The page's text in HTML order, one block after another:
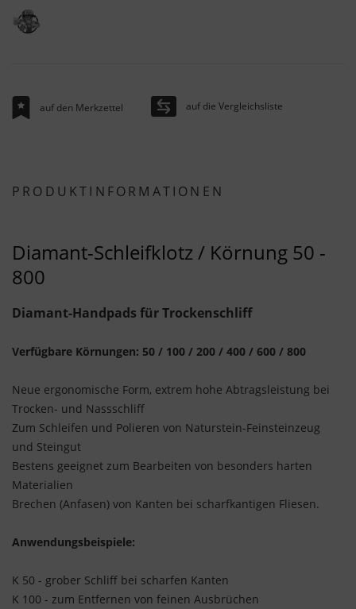
auf den Merkzettel auf die Vergleichsliste
PRODUKTINFORMATIONEN
Diamant-Schleifklotz / Körnung 50 -
800
Diamant-Handpads für Trockenschliff
Verfügbare Körnungen: 50 / 100 / 200 / 400 / 600 / 800
Neue ergonomische Form, extrem hohe Abtragsleistung bei
Trocken- und Nassschliff
Zum Schleifen und Polieren von Naturstein-Feinsteinzeug
und Steingut
Bestens geeignet zum Bearbeiten von besonders harten
Materialien
Brechen (Anfasen) von Kanten bei scharfkantigen Fliesen.
Anwendungsbeispiele:
K 50 - grober Schliff bei scharfen Kanten
K 100 - zum Entfernen von feinen Ausbrüchen